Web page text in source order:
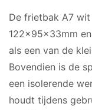
De frietbak A7
122x95x33mm
als een van de
Bovendien is de
een isolerende
houdt tijdens